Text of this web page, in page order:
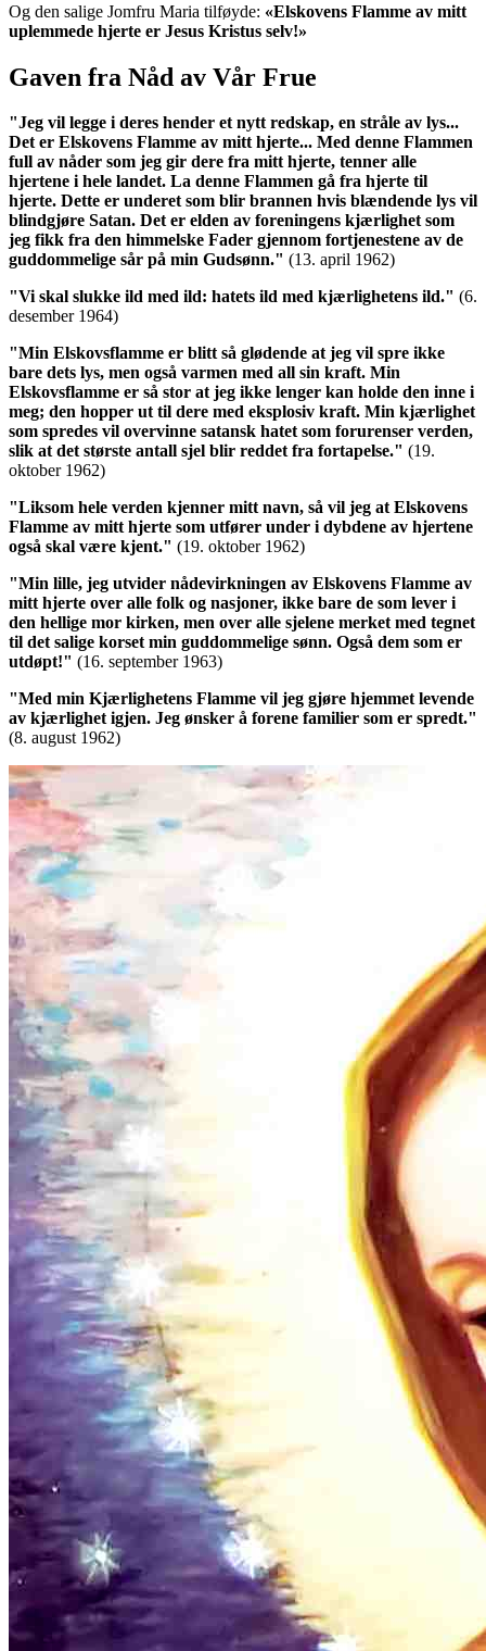
Og den salige Jomfru Maria tilføyde: «Elskovens Flamme av mitt
uplemmede hjerte er Jesus Kristus selv!»
Gaven fra Nåd av Vår Frue
"Jeg vil legge i deres hender et nytt redskap, en stråle av lys...
Det er Elskovens Flamme av mitt hjerte... Med denne Flammen
full av nåder som jeg gir dere fra mitt hjerte, tenner alle
hjertene i hele landet. La denne Flammen gå fra hjerte til
hjerte. Dette er underet som blir brannen hvis blændende lys vil
blindgjøre Satan. Det er elden av foreningens kjærlighet som
jeg fikk fra den himmelske Fader gjennom fortjenestene av de
guddommelige sår på min Gudsønn." (13. april 1962)
"Vi skal slukke ild med ild: hatets ild med kjærlighetens ild." (6.
desember 1964)
"Min Elskovsflamme er blitt så glødende at jeg vil spre ikke
bare dets lys, men også varmen med all sin kraft. Min
Elskovsflamme er så stor at jeg ikke lenger kan holde den inne i
meg; den hopper ut til dere med eksplosiv kraft. Min kjærlighet
som spredes vil overvinne satansk hatet som forurenser verden,
slik at det største antall sjel blir reddet fra fortapelse." (19.
oktober 1962)
"Liksom hele verden kjenner mitt navn, så vil jeg at Elskovens
Flamme av mitt hjerte som utfører under i dybdene av hjertene
også skal være kjent." (19. oktober 1962)
"Min lille, jeg utvider nådevirkningen av Elskovens Flamme av
mitt hjerte over alle folk og nasjoner, ikke bare de som lever i
den hellige mor kirken, men over alle sjelene merket med tegnet
til det salige korset min guddommelige sønn. Også dem som er
utdøpt!" (16. september 1963)
"Med min Kjærlighetens Flamme vil jeg gjøre hjemmet levende
av kjærlighet igjen. Jeg ønsker å forene familier som er spredt."
(8. august 1962)